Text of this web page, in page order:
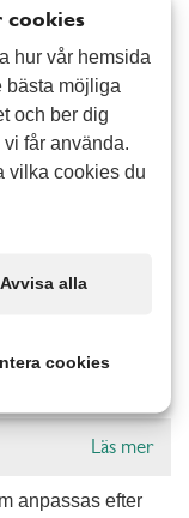
med
ett nära
för just er,
eller enklare
Läs mer
Läs mer
anpassas efter
cookies
hur vår hemsida
bästa möjliga
och ber dig
får använda.
vilka cookies du
Avvisa alla
cookies